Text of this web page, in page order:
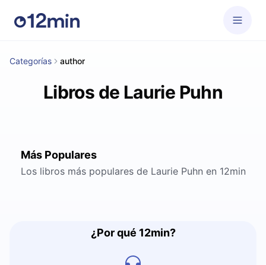
Categorías author
Libros de Laurie Puhn
Más Populares
Los libros más populares de Laurie Puhn en 12min
¿Por qué 12min?